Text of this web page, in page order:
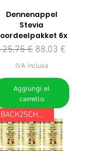
Dennenappel
Stevia
6x
regolare
€ Prezzo
88,03 €
IVA inclusa
Aggiungi al
carrello
BACK2SCHOOL